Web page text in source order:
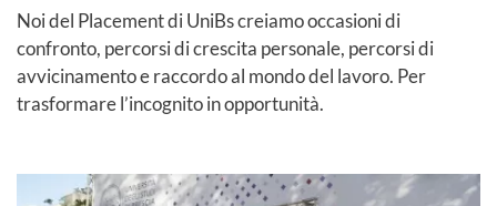
Noi del Placement di UniBs creiamo occasioni di
confronto, percorsi di crescita personale, percorsi di
avvicinamento e raccordo al mondo del lavoro. Per
trasformare l’incognito in opportunità.